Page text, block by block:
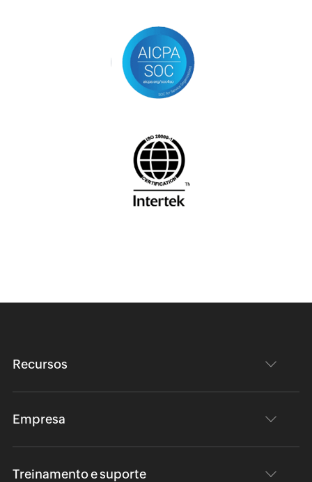
Acelere a transformação digital e reduza os
ADAudit Plus simplifica a auditoria de
arquivos no Crunch
Recursos
Empresa
Treinamento e suporte